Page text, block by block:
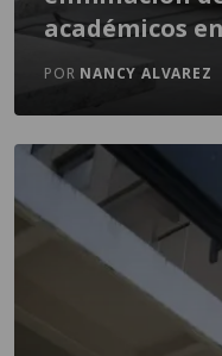
académicos
POR NANCY ALVAREZ